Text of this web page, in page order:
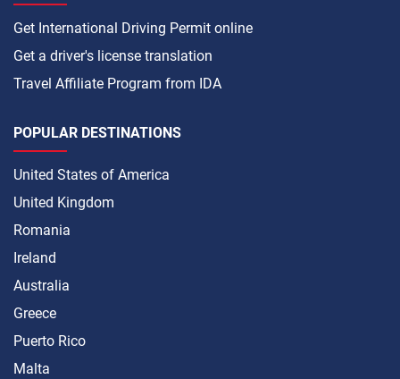
Get International Driving Permit online
Get a driver's license translation
Travel Affiliate Program from IDA
POPULAR DESTINATIONS
United States of America
United Kingdom
Romania
Ireland
Australia
Greece
Puerto Rico
Malta